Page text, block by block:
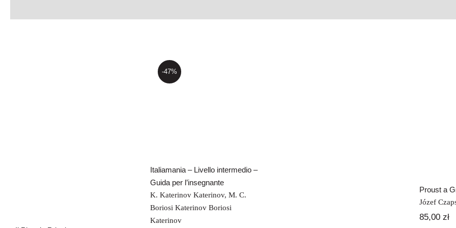
-47%
Italiamania – Livello intermedio –
Guida per l’insegnante
K. Katerinov Katerinov, M. C.
Boriosi Katerinov Boriosi
Katerinov
Proust a
Józef
85,00zł